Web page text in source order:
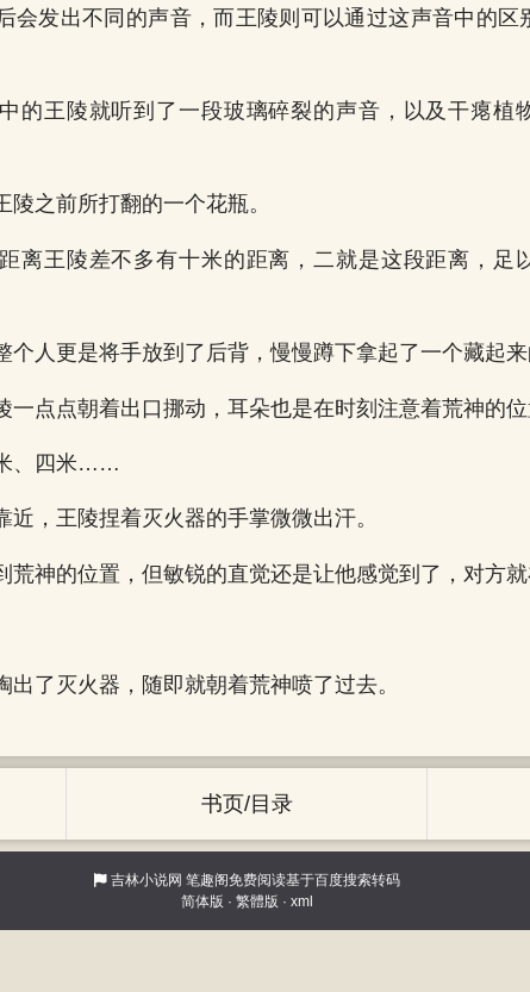
会发出不同的声音，而王陵则可以通过这声音中的区
的王陵就听到了一段玻璃碎裂的声音，以及干瘪植
陵之前所打翻的一个花瓶。
离王陵差不多有十米的距离，二就是这段距离，足
个人更是将手放到了后背，慢慢蹲下拿起了一个藏起来
一点点朝着出口挪动，耳朵也是在时刻注意着荒神的位
、四米……
近，王陵捏着灭火器的手掌微微出汗。
荒神的位置，但敏锐的直觉还是让他感觉到了，对方就
出了灭火器，随即就朝着荒神喷了过去。
书页/目录
吉林小说网 笔趣阁免费阅读基于百度搜索转码
简体版 · 繁體版 · xml